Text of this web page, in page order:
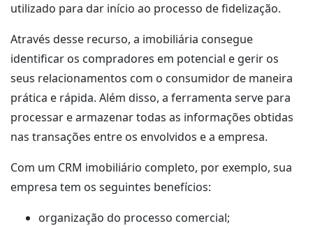
utilizado para dar início ao processo de fidelização.
Através desse recurso, a imobiliária consegue
identificar os compradores em potencial e gerir os
seus relacionamentos com o consumidor de maneira
prática e rápida. Além disso, a ferramenta serve para
processar e armazenar todas as informações obtidas
nas transações entre os envolvidos e a empresa.
Com um CRM imobiliário completo, por exemplo, sua
empresa tem os seguintes benefícios:
organização do processo comercial;